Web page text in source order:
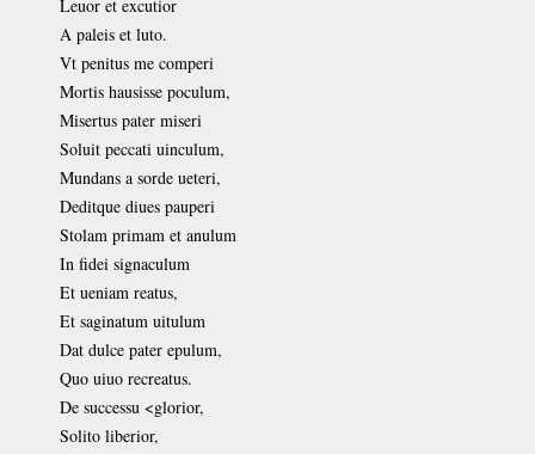
Leuor et excutior
A paleis et luto.
Vt penitus me comperi
Mortis hausisse poculum,
Misertus pater miseri
Soluit peccati uinculum,
Mundans a sorde ueteri,
Deditque diues pauperi
Stolam primam et anulum
In fidei signaculum
Et ueniam reatus,
Et saginatum uitulum
Dat dulce pater epulum,
Quo uiuo recreatus.
De successu <glorior,
Solito liberior,